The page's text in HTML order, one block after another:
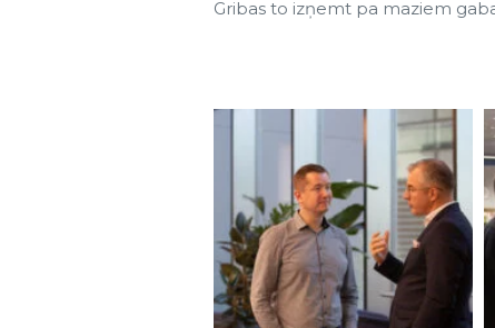
Gribas to izņemt pa maziem